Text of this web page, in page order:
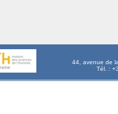
44, avenue de
Tél. :